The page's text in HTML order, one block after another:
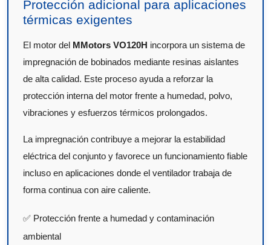
Protección adicional para aplicaciones
térmicas exigentes
El motor del MMotors VO120H incorpora un sistema de
impregnación de bobinados mediante resinas aislantes
de alta calidad. Este proceso ayuda a reforzar la
protección interna del motor frente a humedad, polvo,
vibraciones y esfuerzos térmicos prolongados.
La impregnación contribuye a mejorar la estabilidad
eléctrica del conjunto y favorece un funcionamiento fiable
incluso en aplicaciones donde el ventilador trabaja de
forma continua con aire caliente.
✅ Protección frente a humedad y contaminación
ambiental